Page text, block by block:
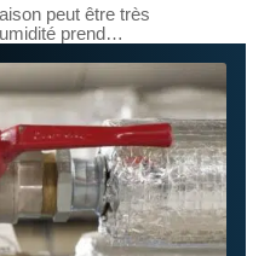
peut être très
prend…